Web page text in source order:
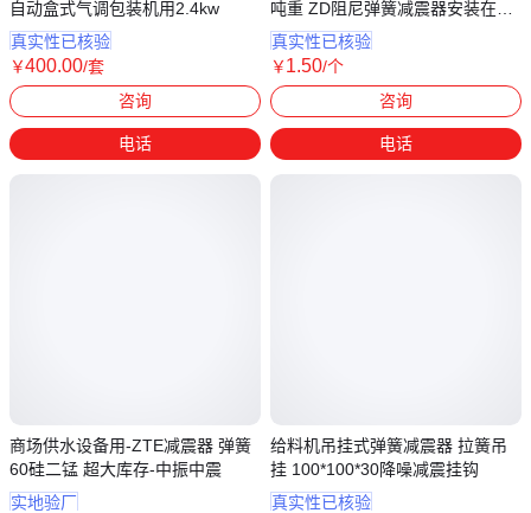
自动盒式气调包装机用2.4kw
真实性已核验
￥400.00/套
咨询
电话
商场供水设备用-ZTE减震器 弹簧
60硅二锰 超大库存-中振中震
实地验厂
吨重 ZD阻尼弹簧减震器安装在水
泵风机空调外机 落地坐式减震垫
真实性已核验
￥1.50/个
咨询
电话
给料机吊挂式弹簧减震器 拉簧吊
挂 100*100*30降噪减震挂钩
真实性已核验